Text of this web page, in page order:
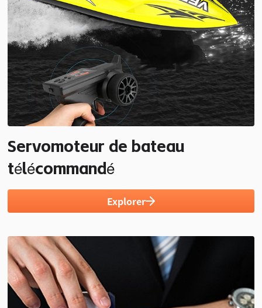
Servomoteur de bateau
télécommandé
Explorer